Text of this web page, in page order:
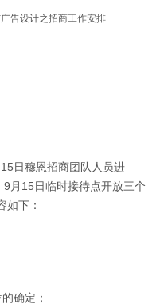
告设计之招商工作安排
日穆恩招商团队人员进
月15日临时接待点开放三个
如下：
确定；